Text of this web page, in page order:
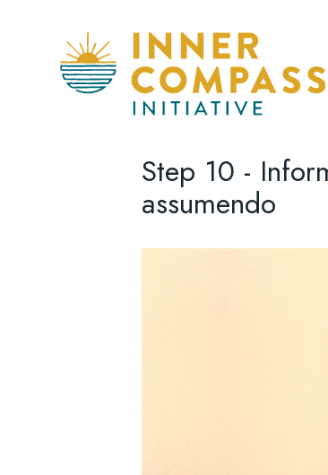
Step 10 -
assumendo